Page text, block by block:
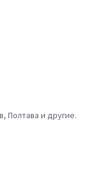
Полтава и другие.